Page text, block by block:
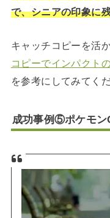
で、シニアの印象に
キャッチコピーを活
コピーでインパクト
を参考にしてみてく
成功事例⑤ポケモン